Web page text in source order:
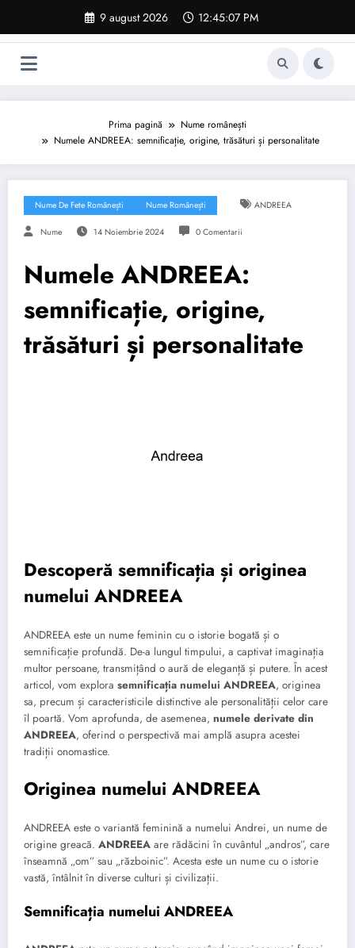
conținut
9 august 2026 12:45:08 PM
Prima pagină
Nume românești
Numele ANDREEA: semnificație, origine, trăsături și personalitate
Nume De Fete Românești Nume Românești ANDREEA
Nume 14 Noiembrie 2024 0 Comentarii
Numele ANDREEA:
semnificație, origine,
trăsături și personalitate
Descoperă semnificația și originea
numelui ANDREEA
ANDREEA este un nume feminin cu o istorie bogată și o
semnificație profundă. De-a lungul timpului, a captivat imaginația
multor persoane, transmițând o aură de eleganță și putere. În acest
articol, vom explora semnificația numelui ANDREEA, originea
sa, precum și caracteristicile distinctive ale personalității celor care
îl poartă. Vom aprofunda, de asemenea, numele derivate din
ANDREEA, oferind o perspectivă mai amplă asupra acestei
tradiții onomastice.
Originea numelui ANDREEA
ANDREEA este o variantă feminină a numelui Andrei, un nume de
origine greacă. ANDREEA are rădăcini în cuvântul „andros”, care
înseamnă „om” sau „războinic”. Acesta este un nume cu o istorie
vastă, întâlnit în diverse culturi și civilizații.
Semnificația numelui ANDREEA